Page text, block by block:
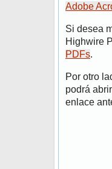
Adobe
Si desea
Highwire
PDFs.
Por otro
podrá
enlace